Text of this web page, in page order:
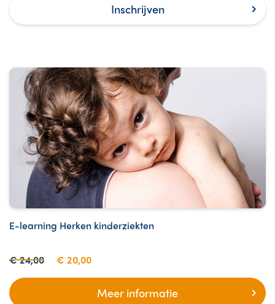
Inschrijven
E-learning Herken kinderziekten
€ 24,00 € 20,00
Meer informatie